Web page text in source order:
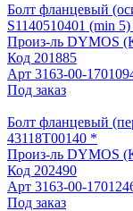
Болт фланцевый
S1140510401 (min
Произ-ль DYMOS
Код 201885
Арт 3163-00-
Под заказ
Болт фланцевый
43118Т00140 *
Произ-ль DYMOS
Код 202490
Арт 3163-00-
Под заказ